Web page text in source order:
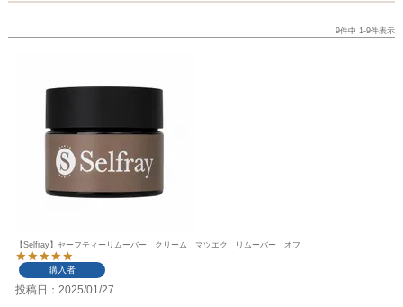
9件中 1-9件表示
【Selfray】セーフティーリムーバー クリーム マツエク リムーバー オフ
購入者
投稿日 2025/01/27